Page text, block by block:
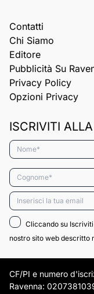
Contatti
Chi Siamo
Editore
Pubblicità Su
Privacy Policy
Opzioni Privacy
ISCRIVITI
Nome*
Cognome*
Email*
Cliccando su
nostro sito web descritto
CF/PI e numero
Ravenna: